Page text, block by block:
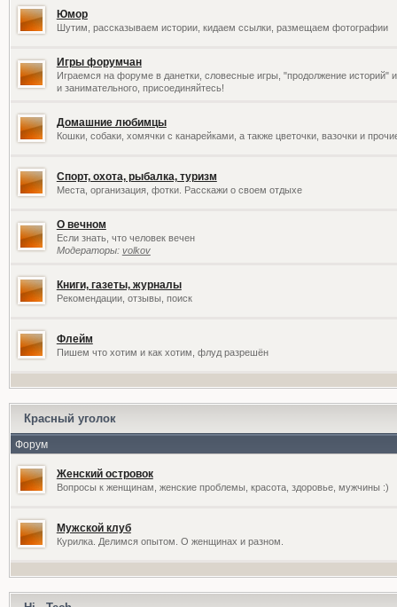
Юмор
Шутим, рассказываем истории, кидаем ссылки, размещаем фотографии
Игры форумчан
Играемся на форуме в данетки, словесные игры, "продолжение историй"
и занимательного, присоединяйтесь!
Домашние любимцы
Кошки, собаки, хомячки с канарейками, а также цветочки, вазочки и
Спорт, охота, рыбалка, туризм
Места, организация, фотки. Расскажи о своем отдыхе
О вечном
Если знать, что человек вечен
Модераторы: volkov
Книги, газеты, журналы
Рекомендации, отзывы, поиск
Флейм
Пишем что хотим и как хотим, флуд разрешён
Красный уголок
Форум
Женский островок
Вопросы к женщинам, женские проблемы, красота, здоровье, мужчины :)
Мужской клуб
Курилка. Делимся опытом. О женщинах и разном.